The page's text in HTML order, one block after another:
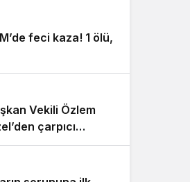
feci kaza! 1 ölü,
Vekili Özlem
çarpıcı